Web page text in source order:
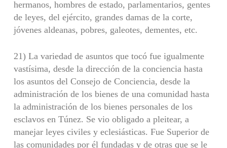
hermanos, hombres de estado, parlamentarios, gentes
de leyes, del ejército, grandes damas de la corte,
jóvenes aldeanas, pobres, galeotes, dementes, etc.
21) La variedad de asuntos que tocó fue igualmente
vastísima, desde la direc­ción de la conciencia hasta
los asuntos del Consejo de Conciencia, desde la
admi­nistración de los bienes de una comunidad hasta
la administración de los bienes personales de los
esclavos en Túnez. Se vio obligado a pleitear, a
manejar leyes civiles y eclesiásticas. Fue Superior de
las comunidades por él fundadas y de otras que se le